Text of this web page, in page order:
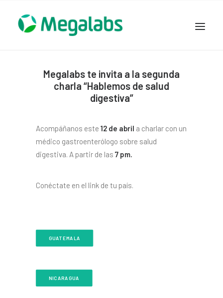
COMPAÑIA
PRODUCTOS
GARDEN HOUSE
NOVEDADES
CONTACTO
SEARCH
Megalabs te invita a la segunda
charla “Hablemos de salud
digestiva”
Acompáñanos este 12 de abril a charlar con un
médico gastroenterólogo sobre salud
digestiva. A partir de las 7 pm.
Conéctate en el link de tu país.
GUATEMALA
NICARAGUA